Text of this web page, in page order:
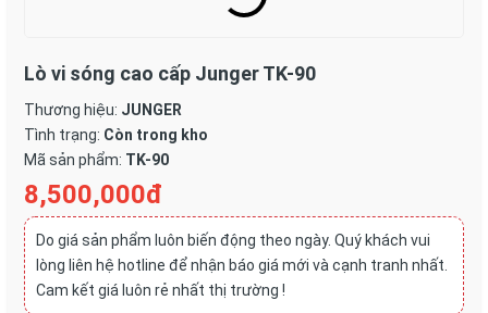
Lò vi sóng cao cấp Junger TK-90
Thương hiệu: JUNGER
Tình trạng: Còn trong kho
Mã sản phẩm: TK-90
8,500,000đ
Do giá sản phẩm luôn biến động theo ngày. Quý khách vui
lòng liên hệ hotline để nhận báo giá mới và cạnh tranh nhất.
Cam kết giá luôn rẻ nhất thị trường !